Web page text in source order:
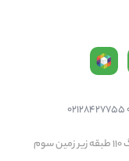
تهران لاله زار جنوبی کوچه تاتر دهقان بازار بزرگ 110 طبقه زیر زمین سوم